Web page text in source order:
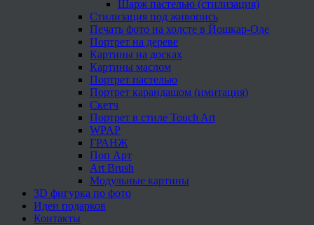
Шарж пастелью (стилизация)
Стилизация под живопись
Печать фото на холсте в Йошкар-Оле
Портрет на дереве
Картины на досках
Картины маслом
Портрет пастелью
Портрет карандашом (имитация)
Скетч
Портрет в стиле Touch Art
WPAP
ГРАНЖ
Поп Арт
Art Brush
Модульные картины
3D фигурка по фото
Идеи подарков
Контакты